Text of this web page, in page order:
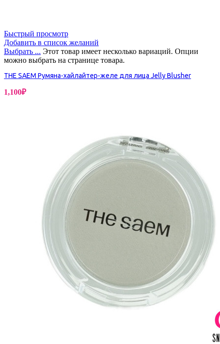
Быстрый просмотр
Добавить в список желаний
Выбрать ... Этот товар имеет несколько вариаций. Опции
можно выбрать на странице товара.
THE SAEM Румяна-хайлайтер-желе для лица Jelly Blusher
1,100₽